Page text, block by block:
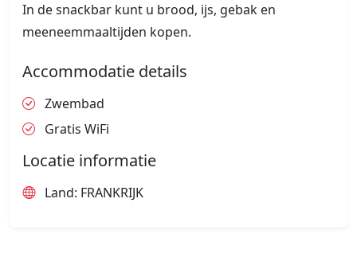
In de snackbar kunt u brood, ijs, gebak en
meeneemmaaltijden kopen.
Accommodatie details
Zwembad
Gratis WiFi
Locatie informatie
Land: FRANKRIJK